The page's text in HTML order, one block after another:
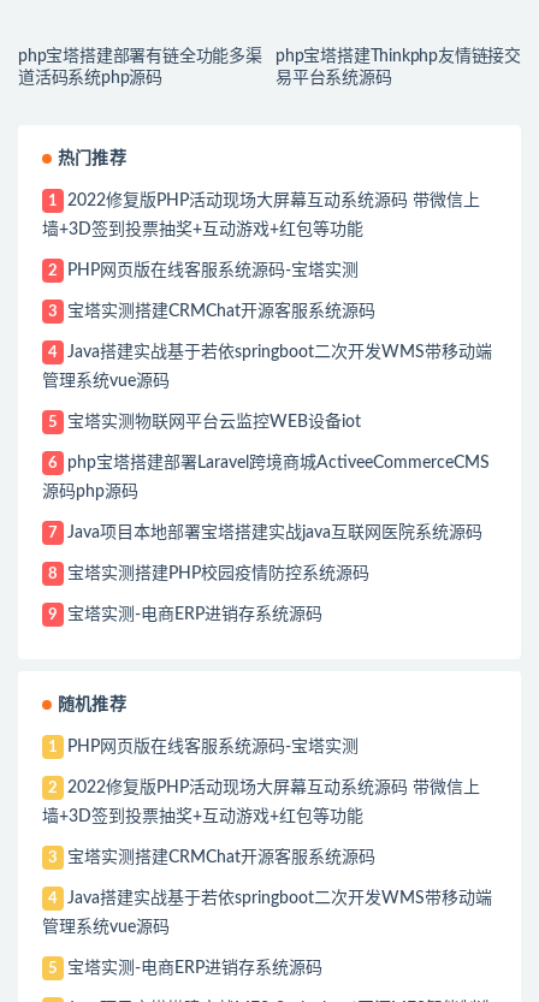
php宝塔搭建部署有链全功能多渠
道活码系统php源码
php宝塔搭建Thinkphp友情链接交
易平台系统源码
热门推荐
1
2022修复版PHP活动现场大屏幕互动系统源码 带微信上
墙+3D签到投票抽奖+互动游戏+红包等功能
2 PHP网页版在线客服系统源码-宝塔实测
3 宝塔实测搭建CRMChat开源客服系统源码
4
Java搭建实战基于若依springboot二次开发WMS带移动端
管理系统vue源码
5 宝塔实测物联网平台云监控WEB设备iot
6
php宝塔搭建部署Laravel跨境商城ActiveeCommerceCMS
源码php源码
7 Java项目本地部署宝塔搭建实战java互联网医院系统源码
8 宝塔实测搭建PHP校园疫情防控系统源码
9 宝塔实测-电商ERP进销存系统源码
随机推荐
1 PHP网页版在线客服系统源码-宝塔实测
2
2022修复版PHP活动现场大屏幕互动系统源码 带微信上
墙+3D签到投票抽奖+互动游戏+红包等功能
3 宝塔实测搭建CRMChat开源客服系统源码
4
Java搭建实战基于若依springboot二次开发WMS带移动端
管理系统vue源码
5 宝塔实测-电商ERP进销存系统源码